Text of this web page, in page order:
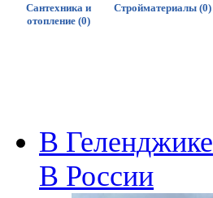
Сантехника и
отопление (0)
Стройматериалы (0)
В Геленджике
В России